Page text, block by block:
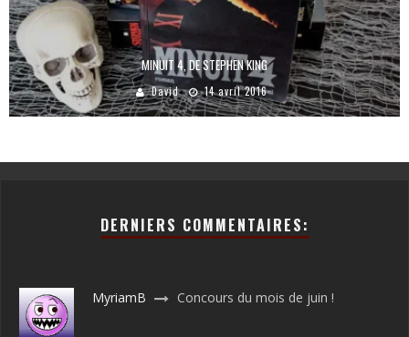
MINUIT 4, DE STEPHEN KING
David 14 avril 2016
DERNIERS COMMENTAIRES:
MyriamB Concours du mois de juin !